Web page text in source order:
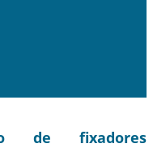
de fixadores